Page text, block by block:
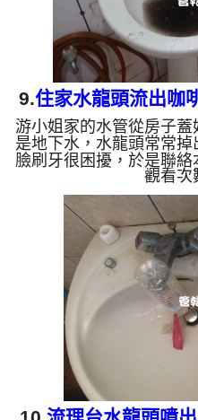
9.住家水龍頭流出咖
游小姐家的水管從房子
是地下水，水龍頭常常
臉刷牙很困擾，於是聯
咖啡色的液體，看起來
出半透明的水，慢慢變
還發出惡臭，這不是水
在 洗水管。 水管裡的髒
透明，髒東西也越來越
水管是利用高週波水管
管，讓水管管壁的鐵鏽
混合，產
觀看次